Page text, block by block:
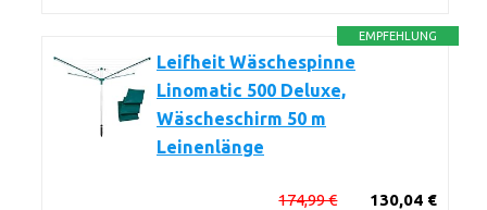
EMPFEHLUNG
Leifheit Wäschespinne
Linomatic 500 Deluxe,
Wäscheschirm 50 m
Leinenlänge
130,04 €
174,99 €